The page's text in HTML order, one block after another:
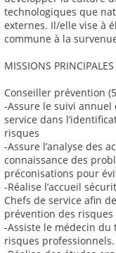
technologiques que
externes. Il/elle vise à
commune à la
MISSIONS PRINCIPALES
Conseiller prévention
-Assure le suivi annuel
service dans
risques
-Assure l’analyse des
connaissance des
préconisations pour
-Réalise l’accueil
Chefs de service afin
prévention des risques
-Assiste le médecin
risques professionnels.